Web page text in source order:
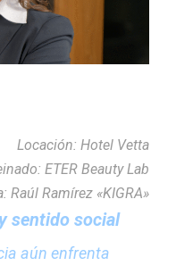
Locación: Hotel Vetta
ETER Beauty Lab
Raúl Ramírez «KIGRA»
sentido social
aún enfrenta